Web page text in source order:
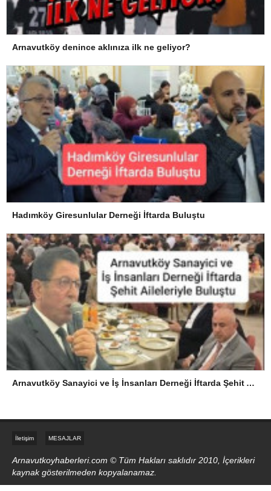
Arnavutköy denince aklınıza ilk ne geliyor?
Hadımköy Giresunlular Derneği İftarda Buluştu
Arnavutköy Sanayici ve İş İnsanları Derneği İftarda Şehit Aileleriyle Buluştu
İletişim MESAJLAR
Arnavutkoyhaberleri.com © Tüm Hakları saklıdır 2010, İçerikleri
kaynak gösterilmeden kopyalanamaz.